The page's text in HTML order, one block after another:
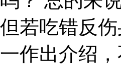
但若吃错反
一作出介绍